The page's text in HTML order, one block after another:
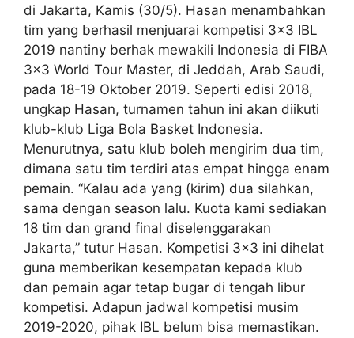
di Jakarta, Kamis (30/5). Hasan menambahkan
tim yang berhasil menjuarai kompetisi 3×3 IBL
2019 nantiny berhak mewakili Indonesia di FIBA
3×3 World Tour Master, di Jeddah, Arab Saudi,
pada 18-19 Oktober 2019. Seperti edisi 2018,
ungkap Hasan, turnamen tahun ini akan diikuti
klub-klub Liga Bola Basket Indonesia.
Menurutnya, satu klub boleh mengirim dua tim,
dimana satu tim terdiri atas empat hingga enam
pemain. “Kalau ada yang (kirim) dua silahkan,
sama dengan season lalu. Kuota kami sediakan
18 tim dan grand final diselenggarakan
Jakarta,” tutur Hasan. Kompetisi 3×3 ini dihelat
guna memberikan kesempatan kepada klub
dan pemain agar tetap bugar di tengah libur
kompetisi. Adapun jadwal kompetisi musim
2019-2020, pihak IBL belum bisa memastikan.